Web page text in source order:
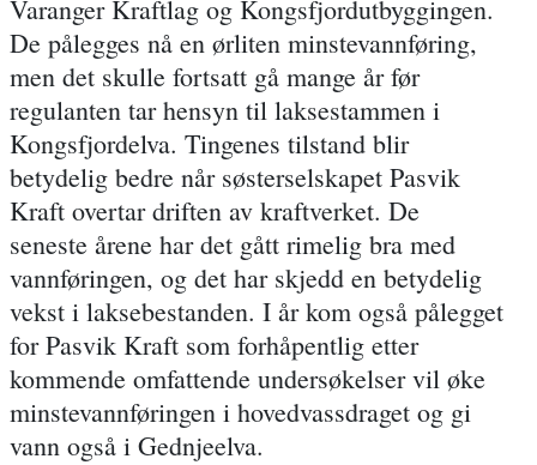
Varanger Kraftlag og Kongsfjordutbyggingen.
De pålegges nå en ørliten minstevannføring,
men det skulle fortsatt gå mange år før
regulanten tar hensyn til laksestammen i
Kongsfjordelva. Tingenes tilstand blir
betydelig bedre når søsterselskapet Pasvik
Kraft overtar driften av kraftverket. De
seneste årene har det gått rimelig bra med
vannføringen, og det har skjedd en betydelig
vekst i laksebestanden. I år kom også pålegget
for Pasvik Kraft som forhåpentlig etter
kommende omfattende undersøkelser vil øke
minstevannføringen i hovedvassdraget og gi
vann også i Gednjeelva.